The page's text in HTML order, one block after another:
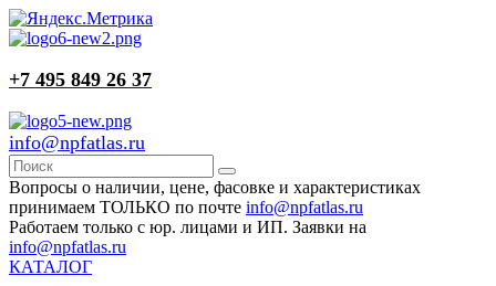
+7 495 849 26 37
info@npfatlas.ru
Вопросы о наличии, цене, фасовке и характеристиках
принимаем ТОЛЬКО по почте info@npfatlas.ru
Работаем только с юр. лицами и ИП. Заявки на
info@npfatlas.ru
КАТАЛОГ